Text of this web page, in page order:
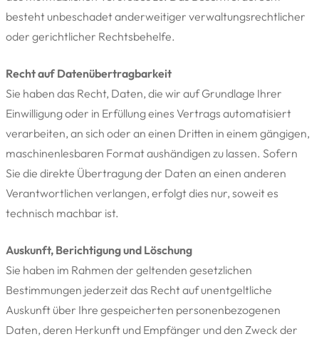
besteht unbeschadet anderweitiger verwaltungsrechtlicher
oder gerichtlicher Rechtsbehelfe.
Recht auf Daten­übertrag­barkeit
Sie haben das Recht, Daten, die wir auf Grundlage Ihrer
Einwilligung oder in Erfüllung eines Vertrags automatisiert
verarbeiten, an sich oder an einen Dritten in einem gängigen,
maschinenlesbaren Format aushändigen zu lassen. Sofern
Sie die direkte Übertragung der Daten an einen anderen
Verantwortlichen verlangen, erfolgt dies nur, soweit es
technisch machbar ist.
Auskunft, Berichtigung und Löschung
Sie haben im Rahmen der geltenden gesetzlichen
Bestimmungen jederzeit das Recht auf unentgeltliche
Auskunft über Ihre gespeicherten personenbezogenen
Daten, deren Herkunft und Empfänger und den Zweck der